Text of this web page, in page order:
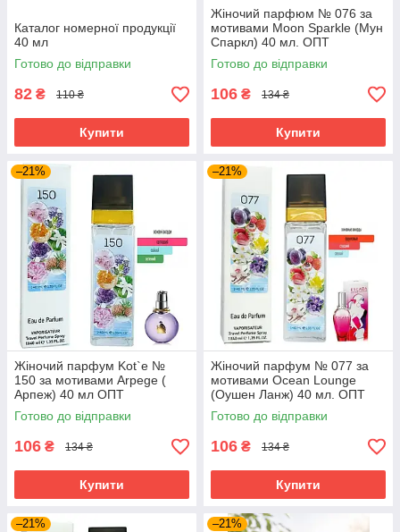
Каталог номерної продукції
40 мл
Готово до відправки
82 ₴ 110 ₴
Купити
Жіночий парфюм № 076 за
мотивами Moon Sparkle (Мун
Спаркл) 40 мл. ОПТ
Готово до відправки
106 ₴ 134 ₴
Купити
–21%
Жіночий парфум Kot`e №
150 за мотивами Arpege (
Арпеж) 40 мл ОПТ
Готово до відправки
106 ₴ 134 ₴
Купити
–21%
Жіночий парфум № 077 за
мотивами Ocean Lounge
(Оушен Ланж) 40 мл. ОПТ
Готово до відправки
106 ₴ 134 ₴
Купити
–21% –21%